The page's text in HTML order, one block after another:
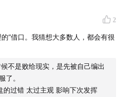
议或参考。理财是真有风险， 2
”借口。我猜想大多数人，都会有很
不是败给现实，是先被自己编出
了。
的过错 太过主观 影响下次发挥